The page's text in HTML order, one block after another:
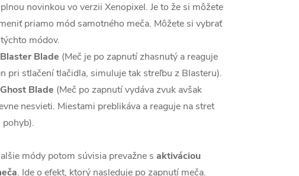
novinkou vo verzii Xenopixel. Je to že si môžete
priamo mód samotného meča. Môžete si vybrať
módov.
Blade (Meč je po zapnutí zhasnutý a reaguje
pri stlačení tlačidla, simuluje tak streľbu z Blasteru).
Blade (Meč po zapnutí vydáva zvuk avšak
nesvieti. Miestami preblikáva a reaguje na stret
pohyb).
módy potom súvisia prevažne s aktiváciou
. Ide o efekt, ktorý nasleduje po zapnutí meča.